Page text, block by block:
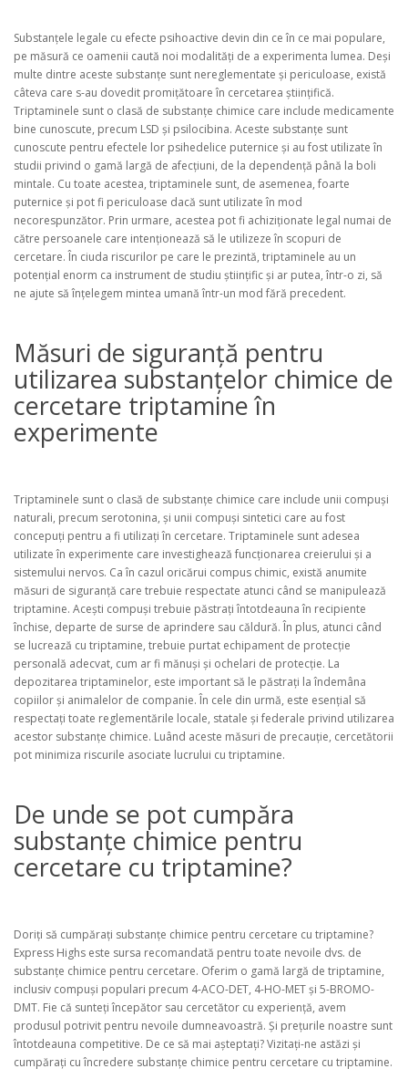
Substanțele legale cu efecte psihoactive devin din ce în ce mai populare,
pe măsură ce oamenii caută noi modalități de a experimenta lumea. Deși
multe dintre aceste substanțe sunt nereglementate și periculoase, există
câteva care s-au dovedit promițătoare în cercetarea științifică.
Triptaminele sunt o clasă de substanțe chimice care include medicamente
bine cunoscute, precum LSD și psilocibina. Aceste substanțe sunt
cunoscute pentru efectele lor psihedelice puternice și au fost utilizate în
studii privind o gamă largă de afecțiuni, de la dependență până la boli
mintale. Cu toate acestea, triptaminele sunt, de asemenea, foarte
puternice și pot fi periculoase dacă sunt utilizate în mod
necorespunzător. Prin urmare, acestea pot fi achiziționate legal numai de
către persoanele care intenționează să le utilizeze în scopuri de
cercetare. În ciuda riscurilor pe care le prezintă, triptaminele au un
potențial enorm ca instrument de studiu științific și ar putea, într-o zi, să
ne ajute să înțelegem mintea umană într-un mod fără precedent.
Măsuri de siguranță pentru
utilizarea substanțelor chimice de
cercetare triptamine în
experimente
Triptaminele sunt o clasă de substanțe chimice care include unii compuși
naturali, precum serotonina, și unii compuși sintetici care au fost
concepuți pentru a fi utilizați în cercetare. Triptaminele sunt adesea
utilizate în experimente care investighează funcționarea creierului și a
sistemului nervos. Ca în cazul oricărui compus chimic, există anumite
măsuri de siguranță care trebuie respectate atunci când se manipulează
triptamine. Acești compuși trebuie păstrați întotdeauna în recipiente
închise, departe de surse de aprindere sau căldură. În plus, atunci când
se lucrează cu triptamine, trebuie purtat echipament de protecție
personală adecvat, cum ar fi mănuși și ochelari de protecție. La
depozitarea triptaminelor, este important să le păstrați la îndemâna
copiilor și animalelor de companie. În cele din urmă, este esențial să
respectați toate reglementările locale, statale și federale privind utilizarea
acestor substanțe chimice. Luând aceste măsuri de precauție, cercetătorii
pot minimiza riscurile asociate lucrului cu triptamine.
De unde se pot cumpăra
substanțe chimice pentru
cercetare cu triptamine?
Doriți să cumpărați substanțe chimice pentru cercetare cu triptamine?
Express Highs este sursa recomandată pentru toate nevoile dvs. de
substanțe chimice pentru cercetare. Oferim o gamă largă de triptamine,
inclusiv compuși populari precum 4-ACO-DET, 4-HO-MET și 5-BROMO-
DMT. Fie că sunteți începător sau cercetător cu experiență, avem
produsul potrivit pentru nevoile dumneavoastră. Și prețurile noastre sunt
întotdeauna competitive. De ce să mai așteptați? Vizitați-ne astăzi și
cumpărați cu încredere substanțe chimice pentru cercetare cu triptamine.